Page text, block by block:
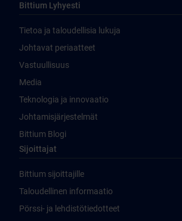
Bittium Lyhyesti
Tietoa ja taloudellisia lukuja
Johtavat periaatteet
Vastuullisuus
Media
Teknologia ja innovaatio
Johtamisjärjestelmät
Bittium Blogi
Sijoittajat
Bittium sijoittajille
Taloudellinen informaatio
Pörssi- ja lehdistötiedotteet